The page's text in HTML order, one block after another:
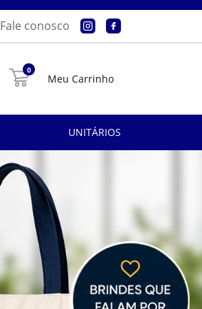
Fale conosco
0
Meu Carrinho
UNITÁRIOS